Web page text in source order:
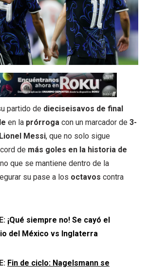
partido de dieciseisavos de final
en la prórroga con un marcador de 3-
Lionel Messi, que no solo sigue
de más goles en la historia de
que se mantiene dentro de la
su pase a los octavos contra
¡Qué siempre no! Se cayó el
del México vs Inglaterra
Fin de ciclo: Nagelsmann se